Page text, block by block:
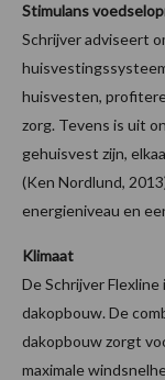
Stimulans
Schrijver adviseert
huisvesten,
zorg. Tevens is uit
gehuisvest zijn,
(Ken Nordlund,
energieniveau en
Klimaat
De Schrijver
dakopbouw. De
dakopbouw zorgt
maximale